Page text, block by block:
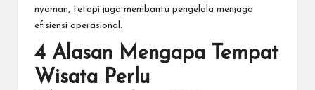
nyaman, tetapi juga membantu pengelola menjaga
efisiensi operasional.
4 Alasan Mengapa Tempat
Wisata Perlu